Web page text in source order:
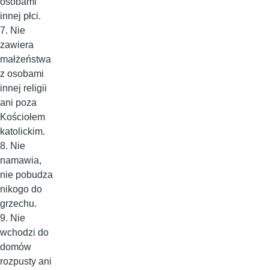
innej płci.
7. Nie
zawiera
małżeństwa
z osobami
innej religii
ani poza
Kościołem
katolickim.
8. Nie
namawia,
nie pobudza
nikogo do
grzechu.
9. Nie
wchodzi do
domów
rozpusty ani